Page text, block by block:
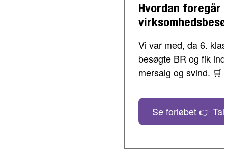
Hvordan foregår
Vi var med, da 6.
besøgte BR og fik
mersalg og svind. 🛒
Se forløbet 👉 Tal